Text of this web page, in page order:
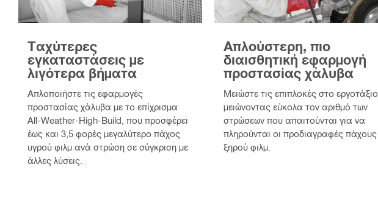
Ταχύτερες
εγκαταστάσεις με
λιγότερα βήματα
Απλοποιήστε τις εφαρμογές
προστασίας χάλυβα με το επίχρισμα
All-Weather-High-Build, που προσφέρει
έως και 3,5 φορές μεγαλύτερο πάχος
υγρού φιλμ ανά στρώση σε σύγκριση με
άλλες λύσεις.
Απλούστερη, πιο
διαισθητική εφαρμογή
προστασίας χάλυβα
Μειώστε τις επιπλοκές στο εργοτάξιο
μειώνοντας εύκολα τον αριθμό των
στρώσεων που απαιτούνται για να
πληρούνται οι προδιαγραφές πάχους
ξηρού φιλμ.